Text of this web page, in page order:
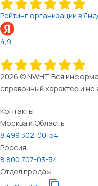
Рейтинг организации в
4,9
2026 © NWHT Вся
справочный характер и
Контакты
Москва и Область
8 499 302-00-54
Россия
8 800 707-03-54
Отдел продаж